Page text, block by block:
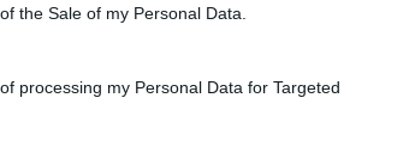
the Sale of my Personal Data.
processing my Personal Data for Targeted